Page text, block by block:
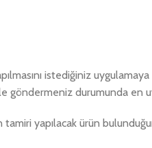
istediğiniz
durumunda en
yapılacak ürün